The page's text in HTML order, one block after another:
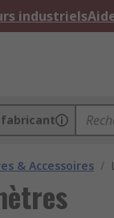
industriels
fabricant
& Accessoires /